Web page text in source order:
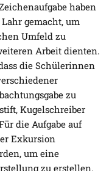
haben
gemacht, um
Umfeld zu
Arbeit dienten.
die Schülerinnen
zu
Kugelschreiber
die Aufgabe auf
Exkursion
um eine
zu erstellen.